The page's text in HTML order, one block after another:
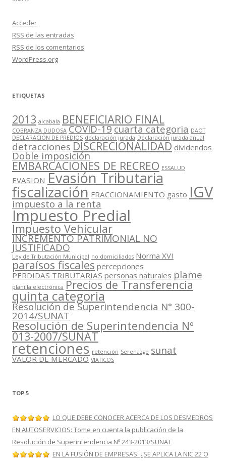
Acceder
RSS de las entradas
RSS de los comentarios
WordPress.org
ETIQUETAS
2013 alcabala BENEFICIARIO FINAL
COBRANZA DUDOSA COVID-19cuarta categoria DAOT
DECLARACIÓN DE PREDIOS declaración jurada Declaración jurada anual
detracciones DISCRECIONALIDAD dividendos
Doble imposición
EMBARCACIONES DE RECREO ESSALUD
EVASION Evasión Tributaria
fiscalización FRACCIONAMIENTO gasto IGV
impuesto a la renta
Impuesto Predial
Impuesto Vehícular
INCREMENTO PATRIMONIAL NO
JUSTIFICADO
Ley de Tributación Municipal no domiciliados Norma XVI
paraísos fiscales percepciones
PERDIDAS TRIBUTARIAS personas naturales plame
planilla electrónica Precios de Transferencia
quinta categoria
Resolución de Superintendencia N° 300-
2014/SUNAT
Resolución de Superintendencia Nº
013-2007/SUNAT
retenciones retención Serenazgo sunat
VALOR DE MERCADO VIATICOS
TOP 5
LO QUE DEBE CONOCER ACERCA DE LOS DESMEDROS
EN AUTOSERVICIOS: Tome en cuenta la publicación de la
Resolución de Superintendencia Nº 243-2013/SUNAT
EN LA FUSIÓN DE EMPRESAS: ¿SE APLICA LA NIC 22 O